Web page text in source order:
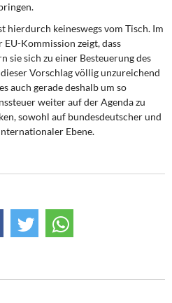
hierdurch keineswegs vom Tisch. Im
EU-Kommission zeigt, dass
sich zu einer Besteuerung des
Vorschlag völlig unzureichend
auch gerade deshalb um so
weiter auf der Agenda zu
sowohl auf bundesdeutscher und
Ebene.